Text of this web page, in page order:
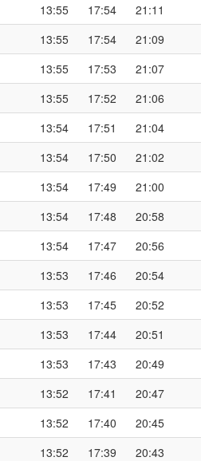
13:55 17:54 21:11
13:55 17:54 21:09
13:55 17:53 21:07
13:55 17:52 21:06
13:54 17:51 21:04
13:54 17:50 21:02
13:54 17:49 21:00
13:54 17:48 20:58
13:54 17:47 20:56
13:53 17:46 20:54
13:53 17:45 20:52
13:53 17:44 20:51
13:53 17:43 20:49
13:52 17:41 20:47
13:52 17:40 20:45
13:52 17:39 20:43